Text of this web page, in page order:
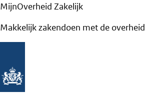
MijnOverheid Zakelijk
Makkelijk zakendoen met de overheid